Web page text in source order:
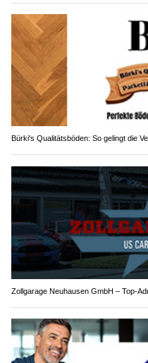
Bürki's Qualitätsböden: So gelingt die
Zollgarage Neuhausen GmbH – Top-